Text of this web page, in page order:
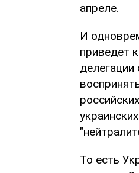
апреле.
И
приведет
То есть